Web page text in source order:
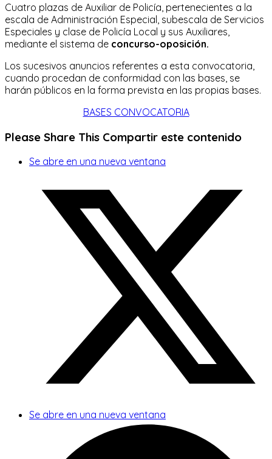
Cuatro plazas de Auxiliar de Policía, pertenecientes a la
escala de Administración Especial, subescala de Servicios
Especiales y clase de Policía Local y sus Auxiliares,
mediante el sistema de concurso-oposición.
Los sucesivos anuncios referentes a esta convocatoria,
cuando procedan de conformidad con las bases, se
harán públicos en la forma prevista en las propias bases.
BASES CONVOCATORIA
Please Share This Compartir este contenido
Se abre en una nueva ventana
Se abre en una nueva ventana